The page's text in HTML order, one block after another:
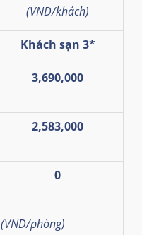
(VND/khách)
Khách sạn 3*
3,690,000
2,583,000
0
(VND/phòng)